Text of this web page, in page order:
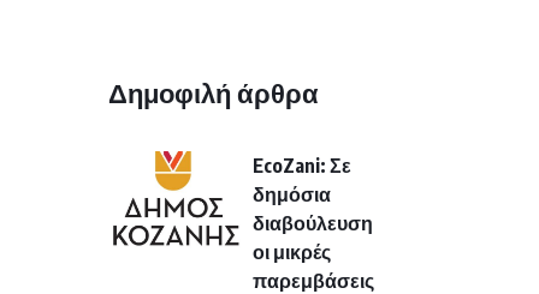
Δημοφιλή άρθρα
EcoZani: Σε
δημόσια
διαβούλευση
οι μικρές
παρεμβάσεις